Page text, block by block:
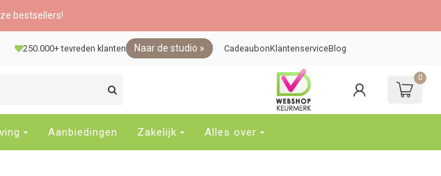
bestsellers!
250.000+ tevreden klanten Naar de studio » CadeaubonKlantenserviceBlog
neer
0
Aanbiedingen Zakelijk Alles over